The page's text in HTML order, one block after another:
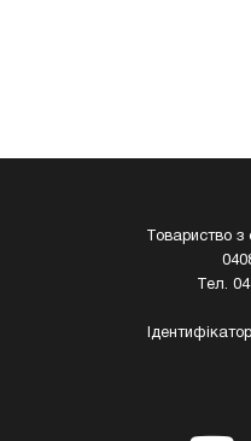
Товариство
Тел.